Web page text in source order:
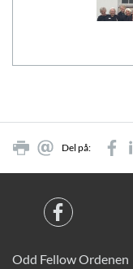
Del på:
Odd Fellow Ordenen